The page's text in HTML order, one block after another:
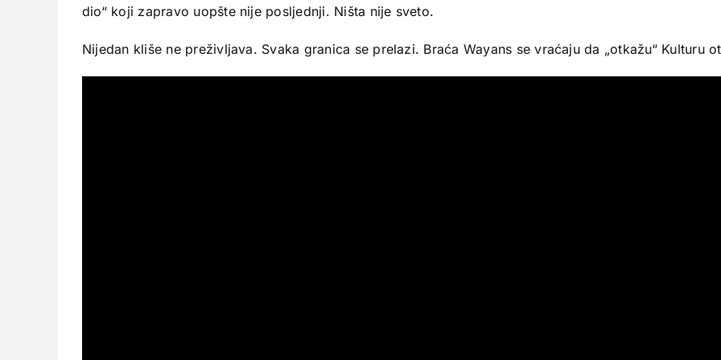
dio“ koji zapravo uopšte nije posljednji. Ništa nije sveto.
Nijedan kliše ne preživljava. Svaka granica se prelazi. Braća Wayans se vraćaju da „otkažu“ Kulturu